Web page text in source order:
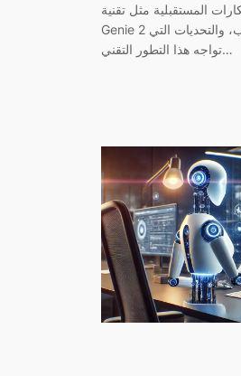
المستقبلية مثل تقنية
Genie 2 لإنشاء عوالم افتراضية قابلة للعب، والتحديات التي
تواجه هذا التطور التقني…